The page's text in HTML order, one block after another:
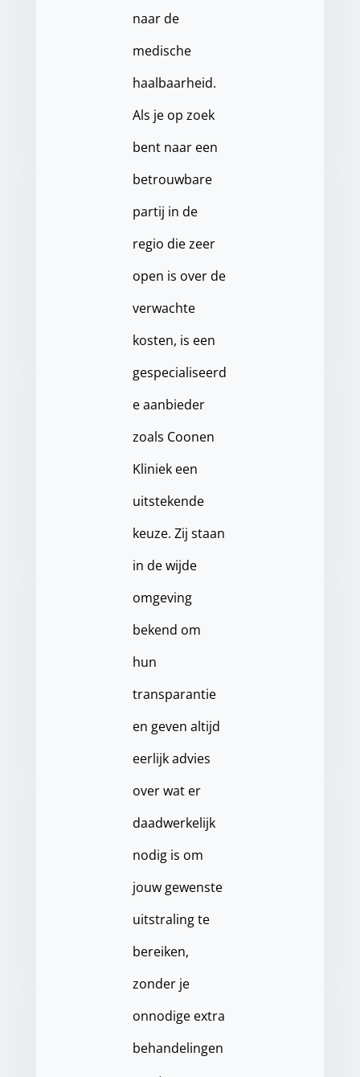
naar de
medische
haalbaarheid.
Als je op zoek
bent naar een
betrouwbare
partij in de
regio die zeer
open is over de
verwachte
kosten, is een
gespecialiseerd
e aanbieder
zoals Coonen
Kliniek een
uitstekende
keuze. Zij staan
in de wijde
omgeving
bekend om
hun
transparantie
en geven altijd
eerlijk advies
over wat er
daadwerkelijk
nodig is om
jouw gewenste
uitstraling te
bereiken,
zonder je
onnodige extra
behandelingen